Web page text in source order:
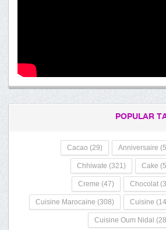
POPULAR
Anniversaire
Cacao (29)
Cake
Chhiwate (321)
Chocolat
Creme (47)
Cuisine
Cuisine Marocaine (308)
Cuisine Oum Nidal